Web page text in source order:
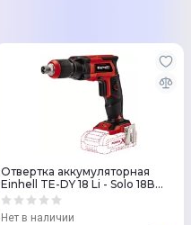
Отвертка аккумуляторная
Einhell TE-DY 18 Li - Solo 18В
(без АКБ и ЗУ) + кейс
Нет в наличии